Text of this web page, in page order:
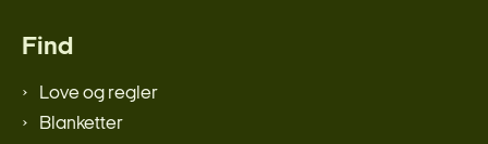
Find
Love og regler
Blanketter